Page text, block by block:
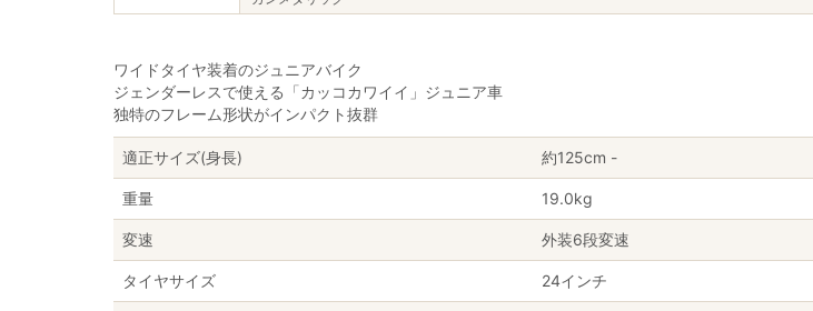
ワイドタイヤ装着のジュニアバイク
ジェンダーレスで使える「カッコカワイイ」ジュニア車
独特のフレーム形状がインパクト抜群
適正サイズ(身長) 約125cm -
重量 19.0kg
変速 外装6段変速
タイヤサイズ 24インチ